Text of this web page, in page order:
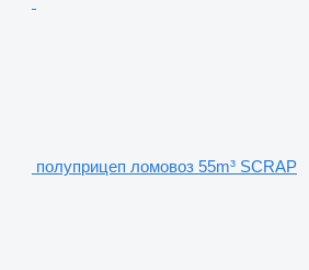
полуприцеп ломовоз 55m³ SCRAP